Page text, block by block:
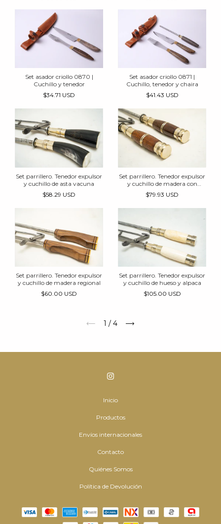
Set asador criollo 0870 |
Cuchillo y tenedor
$34.71 USD
Set asador criollo 0871 |
Cuchillo, tenedor y chaira
$41.43 USD
Set parrillero. Tenedor expulsor
y cuchillo de asta vacuna
$58.29 USD
Set parrillero. Tenedor expulsor
y cuchillo de madera con
alpaca cod.20
$79.93 USD
Set parrillero. Tenedor expulsor
y cuchillo de madera regional
$60.00 USD
Set parrillero. Tenedor expulsor
y cuchillo de hueso y alpaca
$105.00 USD
1 / 4
Inicio
Productos
Envíos internacionales
Contacto
Quiénes Somos
Política de Devolución